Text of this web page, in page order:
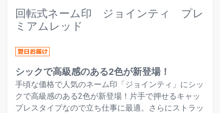
回転式ネーム印 ジョインティ プレ
ミアムレッド
シックで高級感のある2色が新登場！
手頃な価格で人気のネーム印「ジョインティ」にシッ
クで高級感のある2色が新登場！片手で押せるキャッ
プレスタイプなので立ち仕事に最適。さらにストラッ